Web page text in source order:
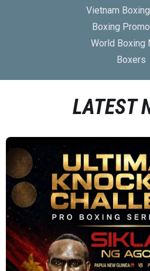
Vietnam
Boxing
World Boxing
Boxers
LATEST